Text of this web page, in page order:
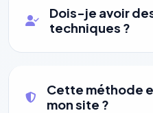
Dois-je avoir
techniques ?
Cette méthode
mon site ?